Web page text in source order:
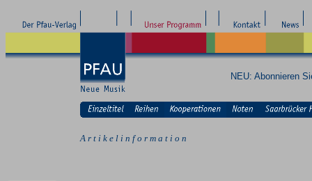
NEU: Abonnieren
A r t i k e l i n f o r m a t i o n